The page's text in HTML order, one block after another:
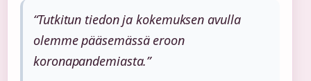
“Tutkitun tiedon ja kokemuksen avulla
olemme pääsemässä eroon
koronapandemiasta.”